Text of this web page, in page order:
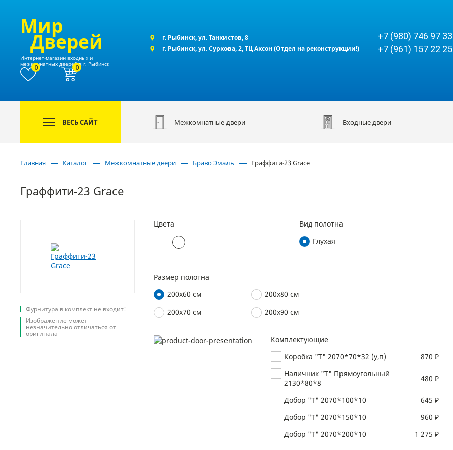
Мир
Дверей
Интернет-магазин входных и
межкомнатных дверей в г. Рыбинск
г. Рыбинск, ул. Танкистов, 8
г. Рыбинск, ул. Суркова, 2, ТЦ Аксон (Отдел на реконструкции!)
+7 (980) 746 97 33
+7 (961) 157 22 25
0 0
ВЕСЬ САЙТ Межкомнатные двери Входные двери
Главная Каталог Межкомнатные двери Браво Эмаль Граффити-23 Grace
Граффити-23 Grace
Фурнитура в комплект не входит!
Изображение может
незначительно отличаться от
оригинала
Цвета
Вид полотна
Глухая
Размер полотна
200х60 см
200х70 см
200х80 см
200х90 см
Комплектующие
Коробка "Т" 2070*70*32 (у,п)
870 ₽
Наличник "Т" Прямоугольный
2130*80*8
480 ₽
Добор "Т" 2070*100*10
645 ₽
Добор "Т" 2070*150*10
960 ₽
Добор "Т" 2070*200*10
1 275 ₽